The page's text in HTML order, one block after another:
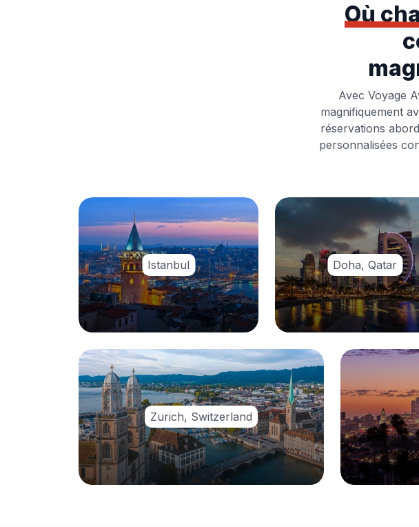
Où
Avec Voyage
magnifiquement
réservations
personnalisées
Istanbul Doha, Qatar
Zurich, Switzerland